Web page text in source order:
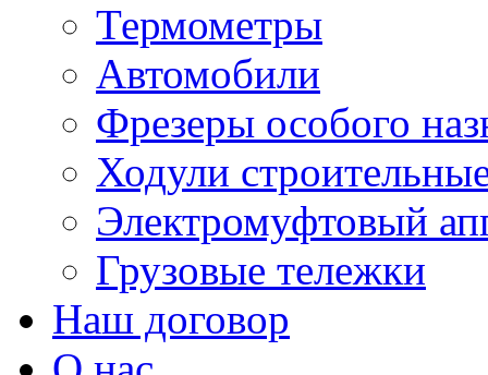
Термометры
Автомобили
Фрезеры особого
Ходули
Электромуфтовый
Грузовые тележки
Наш договор